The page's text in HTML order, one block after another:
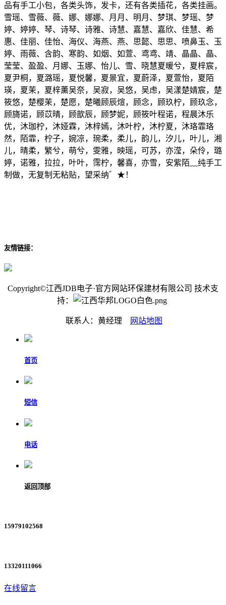
品有手工小包，各类头饰，发卡，还有各类插花，各类挂画。
雪瑶、雪薇、薇、娜、娜娜、月月、明月、梦琪、梦瑶、梦
婷、婷婷、琴、诗琴、诗雅、诗慧、嘉慧、嘉欣、佳慧、希
惠、佳丽、佳怡、海仪、海燕、燕、思懿、思思、喷鼻玉、玉
婷、雨薇、含韵、寒韵、如烟、如萱、鸢鸢、靖、晶晶、晶、
莹莹、盈盈、月娜、玉娜、怡儿、雪、晓慧夏暖兮，夏梓宸，
夏尹桐，夏潞瑶，夏悦馨，夏景宜，夏蔚泽，夏萱怡，夏陌
瑛，夏茉，夏梓薰吴奈，吴寂，吴悠，吴虑，吴漾楚婧宸，楚
筱悠，楚樱茉，楚愿，楚曦顾辰煊，顾念，顾玖柠，顾玖念，
顾旖诺，顾苡晴，顾歆辰，顾梦妮，顾筱叶程诺，程晨沐乐
优，沐珈柠，沐娅霖，沐梓嫣，沐叶柠，沐柠夏，沐珞霏珞
然，陌霏，柠子，婉凉，琬柔，柔儿，韵儿，汐儿，叶儿，湘
儿，晴柔，繁兮，萌兮，雯雅，映瑶，可苏，亦滢，朵伶，璐
婷，诺雅，拉拉，叶叶，霈柠，馨喜，亦雪，安紫陌﹏纯手工
制做，无复制无粘贴，望采纳゛★！
友情链接：
Copyright©江西JDB电子·官方网站环保建材有限公司 技术支
持：
联系人：黄经理 网站地图
首页
短信
电话
返回顶部
15979102568
13320111066
在线留言